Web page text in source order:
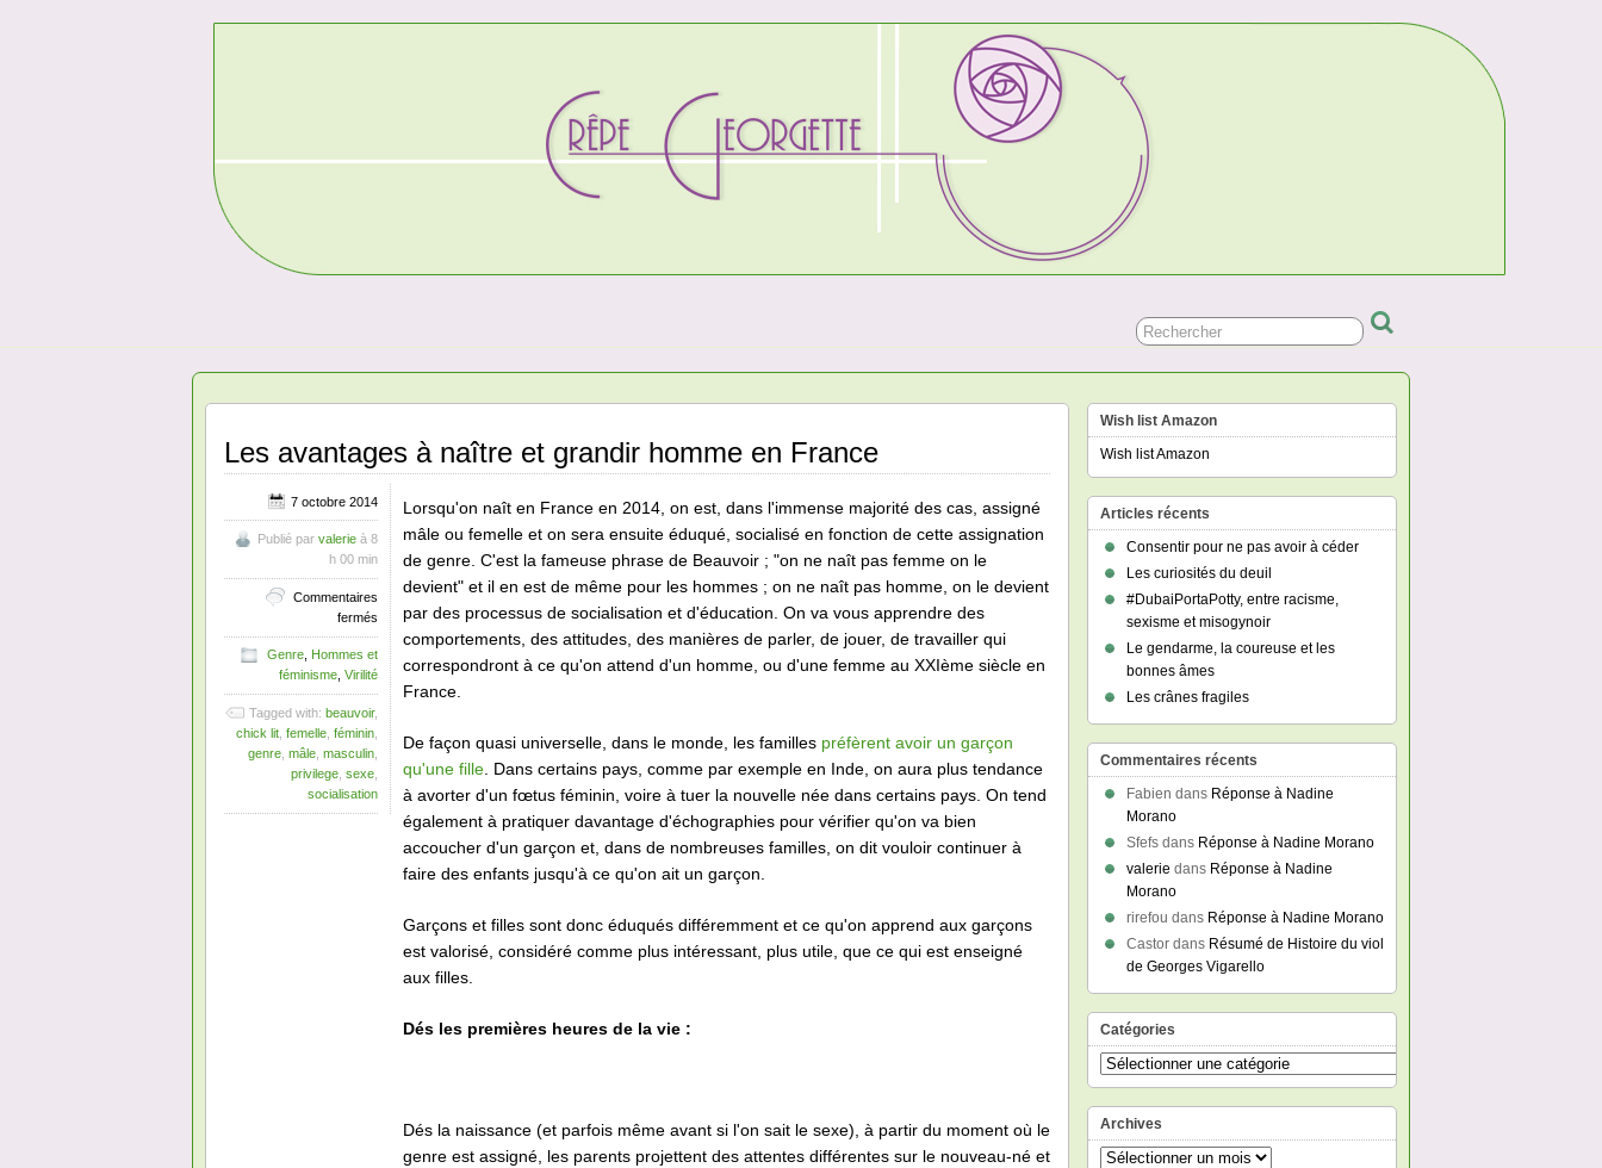
Les avantages à naître et grandir homme en France
Lorsqu'on naît en France en 2014, on est, dans l'immense majorité des cas, assigné
mâle ou femelle et on sera ensuite éduqué, socialisé en fonction de cette assignation
de genre. C'est la fameuse phrase de Beauvoir ; "on ne naît pas femme on le
devient" et il en est de même pour les hommes ; on ne naît pas homme, on le devient
par des processus de socialisation et d'éducation. On va vous apprendre des
comportements, des attitudes, des manières de parler, de jouer, de travailler qui
correspondront à ce qu'on attend d'un homme, ou d'une femme au XXIème siècle en
France.
De façon quasi universelle, dans le monde, les familles préfèrent avoir un garçon
qu'une fille . Dans certains pays, comme par exemple en Inde, on aura plus tendance
à avorter d'un fœtus féminin, voire à tuer la nouvelle née dans certains pays. On tend
également à pratiquer davantage d'échographies pour vérifier qu'on va bien
accoucher d'un garçon et, dans de nombreuses familles, on dit vouloir continuer à
faire des enfants jusqu'à ce qu'on ait un garçon.
Garçons et filles sont donc éduqués différemment et ce qu'on apprend aux garçons
est valorisé, considéré comme plus intéressant, plus utile, que ce qui est enseigné
aux filles.
Dés les premières heures de la vie :
Dés la naissance (et parfois même avant si l'on sait le sexe), à partir du moment où le
genre est assigné, les parents projettent des attentes différentes sur le nouveau-né et
7 octobre 2014
Publié par valerie à 8
h 00 min
Commentaires
fermés sur
Les
avantages
à
naître
grandir
homme
en
France
Genre, Hommes et
féminisme, Virilité
Tagged with: beauvoir,
chick lit femelle féminin
genre mâle masculin
privilege sexe
socialisation
Wish list Amazon
Wish list Amazon
Articles récents
Consentir pour ne pas avoir à céder
Les curiosités du deuil
#DubaiPortaPotty, entre racisme,
sexisme et misogynoir
Le gendarme, la coureuse et les
bonnes âmes
Les crânes fragiles
Commentaires récents
Fabien dans Réponse à Nadine
Morano
Sfefs dans Réponse à Nadine Morano
valerie dans Réponse à Nadine
Morano
rirefou dans Réponse à Nadine Morano
Castor dans Résumé de Histoire du viol
de Georges Vigarello
Catégories
Catégories
Archives
Archives